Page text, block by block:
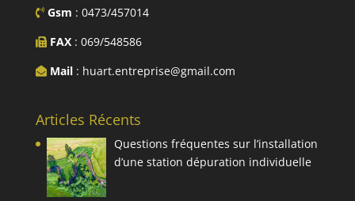
Gsm : 0473/457014
FAX: 069/548586
Mail: huart.entreprise@gmail.com
Articles Récents
Questions fréquentes sur l’installation
d’une station dépuration individuelle